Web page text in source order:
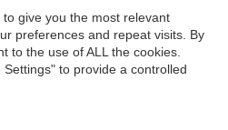
give you the most relevant
preferences and repeat visits. By
to the use of ALL the cookies.
to provide a controlled